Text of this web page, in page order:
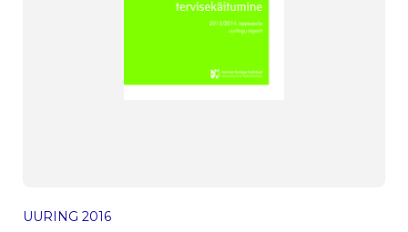
UURING 2016